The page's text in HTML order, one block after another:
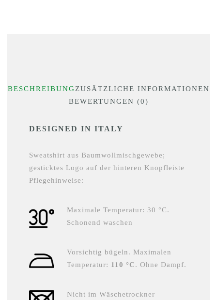
BESCHREIBUNGZUSÄTZLICHE INFORMATIONEN
BEWERTUNGEN (0)
DESIGNED IN ITALY
Sweatshirt aus Baumwollmischgewebe;
gesticktes Logo auf der hinteren Knopfleiste
Pflegehinweise:
Maximale Temperatur: 30 °C.
Schonend waschen
Vorsichtig bügeln. Maximalen
Temperatur: 110 °C. Ohne Dampf.
Nicht im Wäschetrockner